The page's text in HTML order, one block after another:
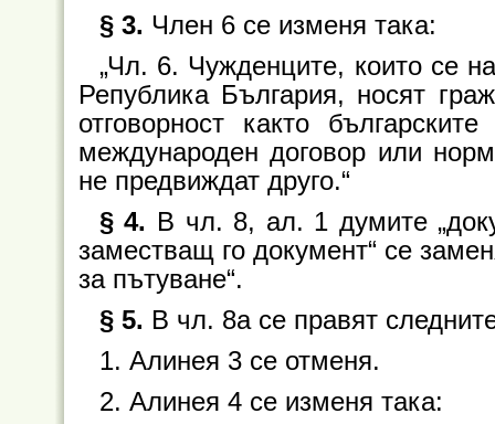
§ 3. Член 6 се изменя така:
„Чл. 6. Чужденците, които се
Република България, носят
отговорност както
международен договор или
не предвиждат друго.“
§ 4. В чл. 8, ал. 1 думите
заместващ го документ“ се
за пътуване“.
§ 5. В чл. 8а се правят
1. Алинея 3 се отменя.
2. Алинея 4 се изменя така: